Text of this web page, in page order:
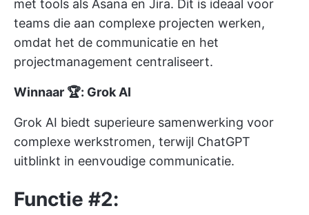
met tools als Asana en Jira. Dit is ideaal voor
teams die aan complexe projecten werken,
omdat het de communicatie en het
projectmanagement centraliseert.
Winnaar 🏆: Grok AI
Grok AI biedt superieure samenwerking voor
complexe werkstromen, terwijl ChatGPT
uitblinkt in eenvoudige communicatie.
Functie #2: